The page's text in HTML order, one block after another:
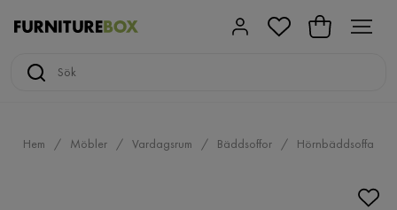
Hem Möbler Vardagsrum Bäddsoffor Hörnbäddsoffa